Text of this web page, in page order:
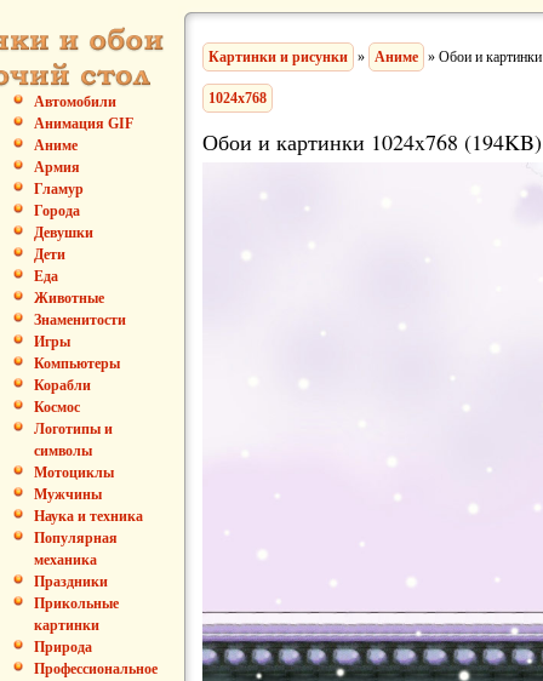
Автомобили
Анимация GIF
Аниме
Армия
Гламур
Города
Девушки
Дети
Еда
Животные
Знаменитости
Игры
Компьютеры
Корабли
Космос
Логотипы и
символы
Мотоциклы
Мужчины
Наука и техника
Популярная
механика
Праздники
Прикольные
картинки
Природа
Профессиональное
Картинки и рисунки » Аниме » Обои и картинки
1024x768
Обои и картинки 1024x768 (194KB)